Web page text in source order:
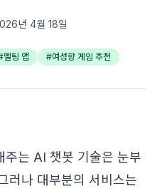
년 4월 18일
멜팅 앱 #여성향 게임 추천
주는 AI 챗봇 기술은 눈부
러나 대부분의 서비스는